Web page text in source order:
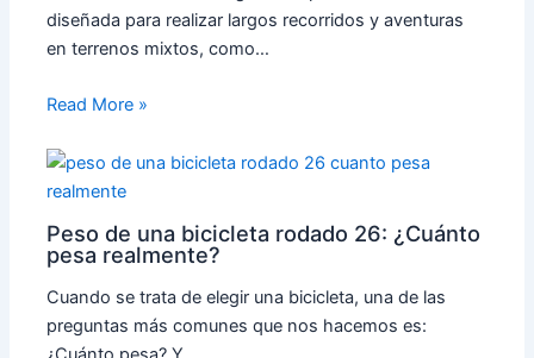
diseñada para realizar largos recorridos y aventuras
en terrenos mixtos, como…
Read More »
Peso de una bicicleta rodado 26: ¿Cuánto
pesa realmente?
Cuando se trata de elegir una bicicleta, una de las
preguntas más comunes que nos hacemos es: